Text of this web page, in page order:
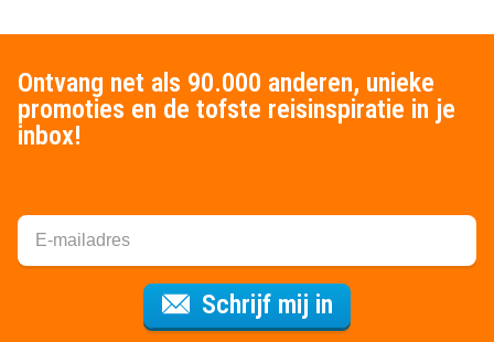
Ontvang net als 90.000 anderen, unieke
promoties en de tofste reisinspiratie in je
inbox!
Schrijf mij in